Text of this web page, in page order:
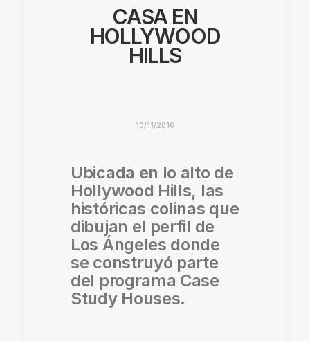
CASA EN
HOLLYWOOD
HILLS
10/11/2016
Ubicada en lo alto de
Hollywood Hills, las
históricas colinas que
dibujan el perfil de
Los Ángeles donde
se construyó parte
del programa Case
Study Houses.